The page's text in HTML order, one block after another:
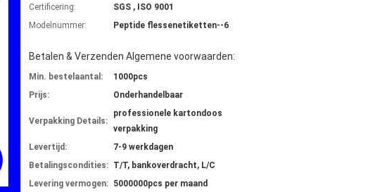
Certificering:
SGS , ISO 9001
Modelnummer:
Peptide flessenetiketten--6
Betalen & Verzenden Algemene voorwaarden:
Min. bestelaantal:
1000pcs
Prijs:
Onderhandelbaar
Verpakking Details:
professionele kartondoos
verpakking
Levertijd:
7-9 werkdagen
Betalingscondities: T/T, bankoverdracht, L/C
Levering vermogen: 5000000pcs per maand